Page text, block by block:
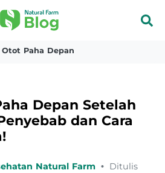
Otot Paha Depan
Depan Setelah
dan Cara
Natural Farm • Ditulis